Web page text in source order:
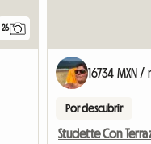
26
16734 MXN /
Por descubrir